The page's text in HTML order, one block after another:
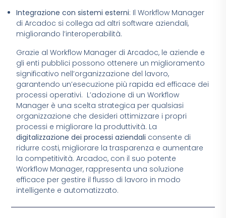
Integrazione con sistemi esterni: Il Workflow Manager
di Arcadoc si collega ad altri software aziendali,
migliorando l’interoperabilità.
Grazie al Workflow Manager di Arcadoc, le aziende e
gli enti pubblici possono ottenere un miglioramento
significativo nell’organizzazione del lavoro,
garantendo un’esecuzione più rapida ed efficace dei
processi operativi. L’adozione di un Workflow
Manager è una scelta strategica per qualsiasi
organizzazione che desideri ottimizzare i propri
processi e migliorare la produttività. La
digitalizzazione dei processi aziendali consente di
ridurre costi, migliorare la trasparenza e aumentare
la competitività. Arcadoc, con il suo potente
Workflow Manager, rappresenta una soluzione
efficace per gestire il flusso di lavoro in modo
intelligente e automatizzato.